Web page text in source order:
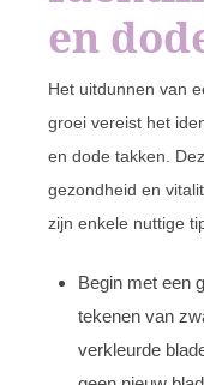
en
Het uitdunnen van
groei vereist het
en dode takken.
gezondheid en
zijn enkele nuttige
Begin met een
tekenen van
verkleurde